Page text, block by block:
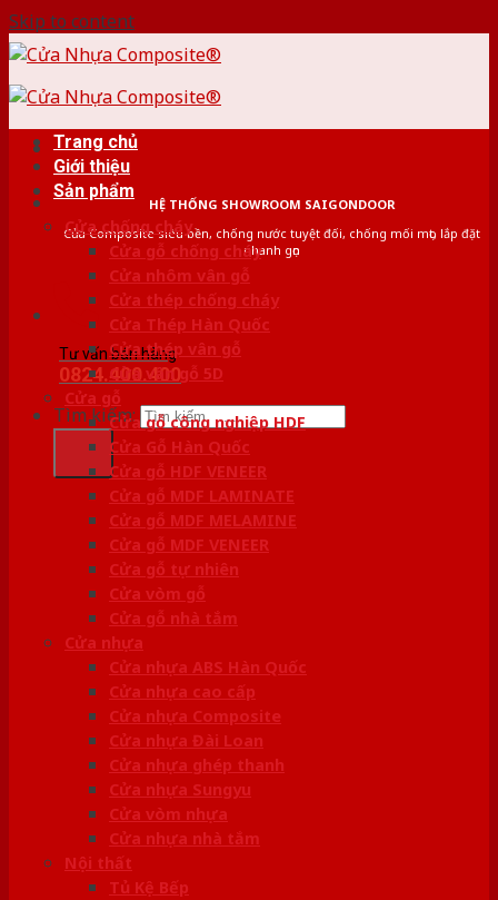
Skip to content
HỆ THỐNG SHOWROOM SAIGONDOOR
Cửa Composite siêu bền, chống nước tuyệt đối, chống mối mọt, lắp đặt
nhanh gọn
Tư vấn bán hàng
0824.400.400
Tìm kiếm:
Trang chủ
Giới thiệu
Sản phẩm
Cửa chống cháy
Cửa gỗ chống cháy
Cửa nhôm vân gỗ
Cửa thép chống cháy
Cửa Thép Hàn Quốc
Cửa thép vân gỗ
Cửa vân gỗ 5D
Cửa gỗ
Cửa gỗ công nghiệp HDF
Cửa Gỗ Hàn Quốc
Cửa gỗ HDF VENEER
Cửa gỗ MDF LAMINATE
Cửa gỗ MDF MELAMINE
Cửa gỗ MDF VENEER
Cửa gỗ tự nhiên
Cửa vòm gỗ
Cửa gỗ nhà tắm
Cửa nhựa
Cửa nhựa ABS Hàn Quốc
Cửa nhựa cao cấp
Cửa nhựa Composite
Cửa nhựa Đài Loan
Cửa nhựa ghép thanh
Cửa nhựa Sungyu
Cửa vòm nhựa
Cửa nhựa nhà tắm
Nội thất
Tủ Kệ Bếp